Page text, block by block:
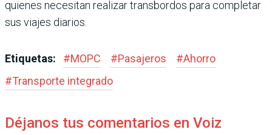
quienes necesitan realizar transbordos para completar
sus viajes diarios.
Etiquetas: #MOPC #Pasajeros #Ahorro
#Transporte integrado
Déjanos tus comentarios en Voiz